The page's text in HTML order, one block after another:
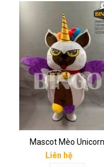
Mascot Mèo Unicorn
Liên hệ